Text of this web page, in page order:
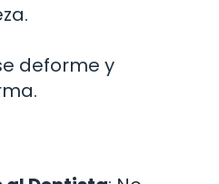
deforme y